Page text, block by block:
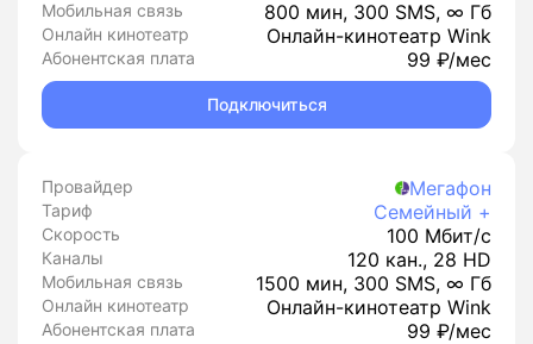
Мобильная связь 800 мин, 300 SMS, ∞ Гб
Онлайн кинотеатр Онлайн-кинотеатр Wink
Абонентская плата 99 ₽/мес
Подключиться
Провайдер Мегафон
Тариф Семейный +
Скорость 100 Мбит/с
Каналы 120 кан., 28 HD
Мобильная связь 1500 мин, 300 SMS, ∞ Гб
Онлайн кинотеатр Онлайн-кинотеатр Wink
Абонентская плата 99 ₽/мес